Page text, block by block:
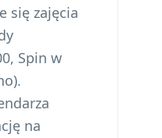
się zajęcia
Spin w
na